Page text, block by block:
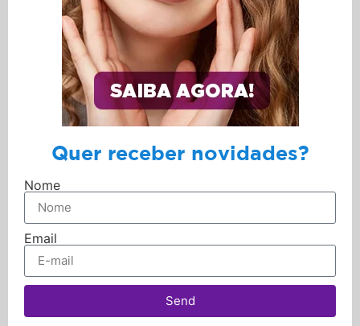
Quer receber novidades?
Nome
Email
Send